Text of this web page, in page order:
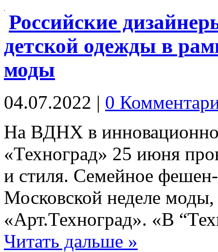
Российские
детской одежды в
моды
04.07.2022 | 0
На ВДНХ в
«Техноград» 25 июня
и стиля. Семейное
Московской неделе
«Арт.Техноград». «В
Читать дальше »